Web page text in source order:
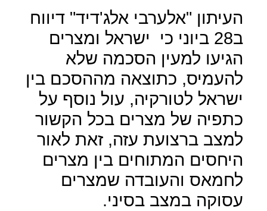
העיתון "אלערבי אלג'דיד" דיווח
ב28 ביוני כי
ישראל ומצרים
הגיעו למעין הסכמה שלא
להעמיס, כתוצאה מההסכם בין
ישראל לטורקיה, עול נוסף על
כתפיה של מצרים בכל הקשור
למצב ברצועת עזה, זאת לאור
היחסים המתוחים בין מצרים
לחמאס והעובדה שמצרים
עסוקה במצב בסיני.